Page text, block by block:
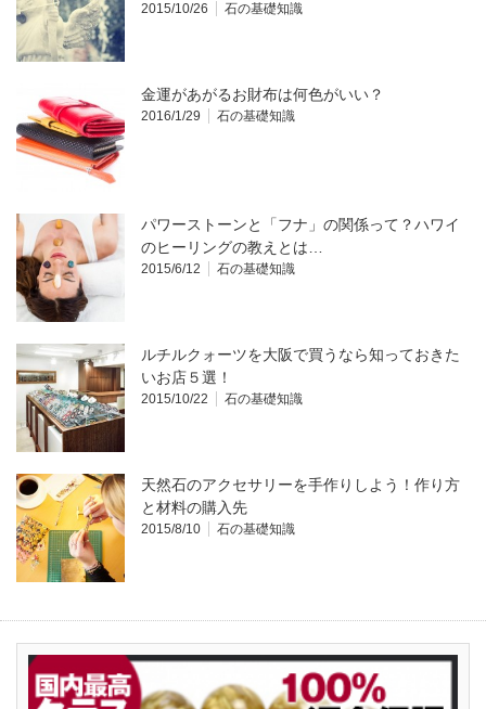
2015/10/26 石の基礎知識
金運があがるお財布は何色がいい？
2016/1/29 石の基礎知識
パワーストーンと「フナ」の関係って？ハワイ
のヒーリングの教えとは…
2015/6/12 石の基礎知識
ルチルクォーツを大阪で買うなら知っておきた
いお店５選！
2015/10/22 石の基礎知識
天然石のアクセサリーを手作りしよう！作り方
と材料の購入先
2015/8/10 石の基礎知識